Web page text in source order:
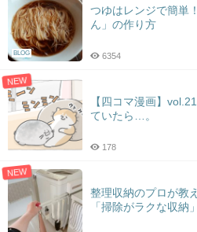
BLOG
つゆはレンジで簡単
ん」の作り方
6354
NEW
【四コマ漫画】
ていたら…。
178
NEW
整理収納のプロが教
「掃除がラクな収納